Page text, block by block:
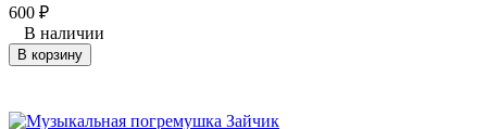
600 ₽
В наличии
В корзину